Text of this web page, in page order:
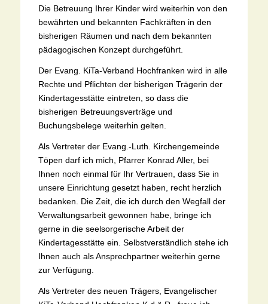
Die Betreuung Ihrer Kinder wird weiterhin von den
bewährten und bekannten Fachkräften in den
bisherigen Räumen und nach dem bekannten
pädagogischen Konzept durchgeführt.
Der Evang. KiTa-Verband Hochfranken wird in alle
Rechte und Pflichten der bisherigen Trägerin der
Kindertagesstätte eintreten, so dass die
bisherigen Betreuungsverträge und
Buchungsbelege weiterhin gelten.
Als Vertreter der Evang.-Luth. Kirchengemeinde
Töpen darf ich mich, Pfarrer Konrad Aller, bei
Ihnen noch einmal für Ihr Vertrauen, dass Sie in
unsere Einrichtung gesetzt haben, recht herzlich
bedanken. Die Zeit, die ich durch den Wegfall der
Verwaltungsarbeit gewonnen habe, bringe ich
gerne in die seelsorgerische Arbeit der
Kindertagesstätte ein. Selbstverständlich stehe ich
Ihnen auch als Ansprechpartner weiterhin gerne
zur Verfügung.
Als Vertreter des neuen Trägers, Evangelischer